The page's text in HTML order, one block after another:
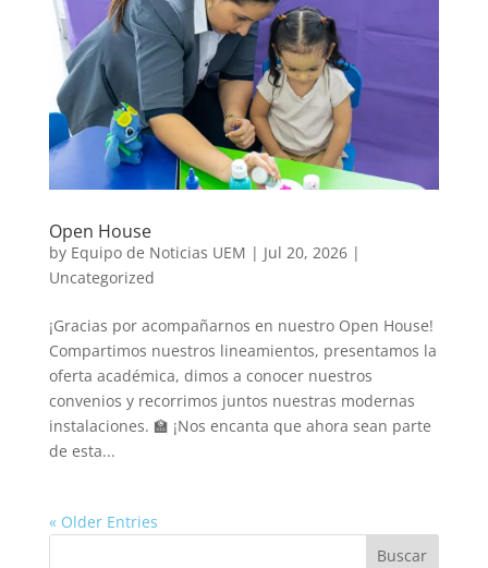
Open House
by Equipo de Noticias UEM | Jul 20, 2026|
Uncategorized
¡Gracias por acompañarnos en nuestro Open House!
Compartimos nuestros lineamientos, presentamos la
oferta académica, dimos a conocer nuestros
convenios y recorrimos juntos nuestras modernas
instalaciones. 🏫 ¡Nos encanta que ahora sean parte
de esta...
« Older Entries
Buscar